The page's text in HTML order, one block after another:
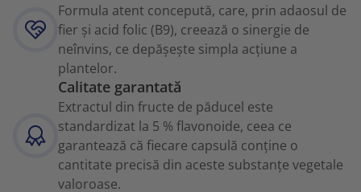
Formula atent concepută, care, prin adaosul de
fier și acid folic (B9), creează o sinergie de
neînvins, ce depășește simpla acțiune a
plantelor.
Calitate garantată
Extractul din fructe de păducel este
standardizat la 5 % flavonoide, ceea ce
garantează că fiecare capsulă conține o
cantitate precisă din aceste substanțe vegetale
valoroase.